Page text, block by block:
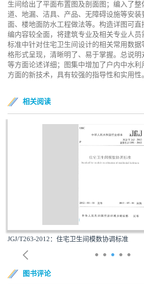
生间给出了平面布置图及剖面图；编入了
道、地漏、洁具、产品、无障碍设施等安
面、楼地面防水工程做法等。构造详图
编内容较全面，将建筑专业及相关专业人员
标准中针对住宅卫生间设计的相关常用数据
格形式呈现，清晰明了、易于掌握。总说
等方面论述详细；图集中增加了户内中水
方面的新技术，具有较强的指导性和实用性
相关阅读
JGJ/T263-2012：住宅卫生间模数协调标准
图书评论